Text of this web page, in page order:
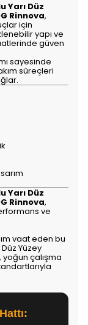
Yarı Düz
Rinnova,
için
yapı ve
güven
sayesinde
süreçleri
Yarı Düz
Rinnova,
ve
vaat eden bu
Yüzey
yoğun çalışma